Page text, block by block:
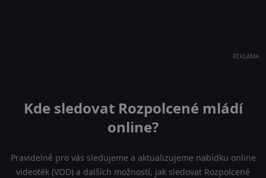
REKLAMA
Kde sledovat Rozpolcené mládí
online?
Pravidelně pro vás sledujeme a aktualizujeme nabídku online
videoték (VOD) a dalších možností, jak sledovat Rozpolcené